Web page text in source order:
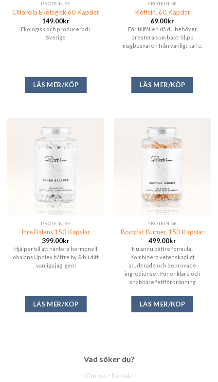
PROTEIN.SE
Chlorella Ekologisk 60 Kapslar
149.00kr
Ekologisk och producerad i
Sverige
LÄS MER/KÖP
PROTEIN.SE
Koffein, 60 Kapslar
69.00kr
För tillfällen då du behöver
prestera som bäst! Slipp
magbesvären från vanligt kaffe.
LÄS MER/KÖP
PROTEIN.SE
Inre Balans 150 Kapslar
399.00kr
Hjälper till att hantera hormonell
obalans Upplev bättre hy & bli ditt
vanliga jag igen!
LÄS MER/KÖP
PROTEIN.SE
Bodyfat Burner, 150 Kapslar
499.00kr
Nu ännu bättre formula!
Kombinera vetenskapligt
studerade och beprövade
ingredienser. För enklare och
snabbare fettförbränning
LÄS MER/KÖP
Vad söker du?
- Om oss - Kontakt-